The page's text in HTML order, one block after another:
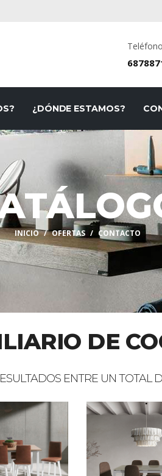
Teléfono
¿DÓNDE ESTAMOS?
INICIO OFERTAS CONTACTO
DE
ENTRE UN TOTAL